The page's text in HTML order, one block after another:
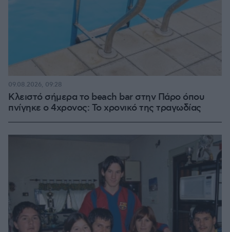
Κλειστό σήμερα το beach bar στην Πάρο όπου
πνίγηκε ο 4χρονος: Το χρονικό της τραγωδίας
09.08.2026, 09:28